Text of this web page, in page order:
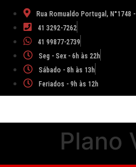
Rua Romualdo Portugal, N°1748
41 3292-7262
41 99877-2739
Seg - Sex - 6h às 22h
Sábado - 8h às 13h
Feriados - 9h às 12h
Plano